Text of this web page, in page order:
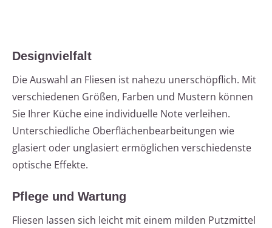
Designvielfalt
Die Auswahl an Fliesen ist nahezu unerschöpflich. Mit
verschiedenen Größen, Farben und Mustern können
Sie Ihrer Küche eine individuelle Note verleihen.
Unterschiedliche Oberflächenbearbeitungen wie
glasiert oder unglasiert ermöglichen verschiedenste
optische Effekte.
Pflege und Wartung
Fliesen lassen sich leicht mit einem milden Putzmittel